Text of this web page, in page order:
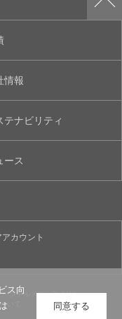
ス向
同意する
情報
テナビリティ
ース
アカウント
ーシャルメディアポリシー
いて